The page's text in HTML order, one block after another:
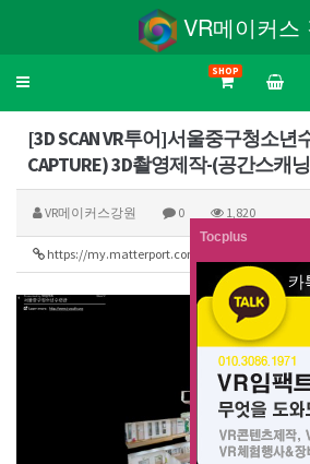
VR메이커스
Toggle
SHOP
[3D SCAN VR투어]서울중구청소년
CAPTURE) 3D촬영제작-(공간스캐
VR메이커스강원 0 1,820
https://my.matterport.com/show/
Tocplus